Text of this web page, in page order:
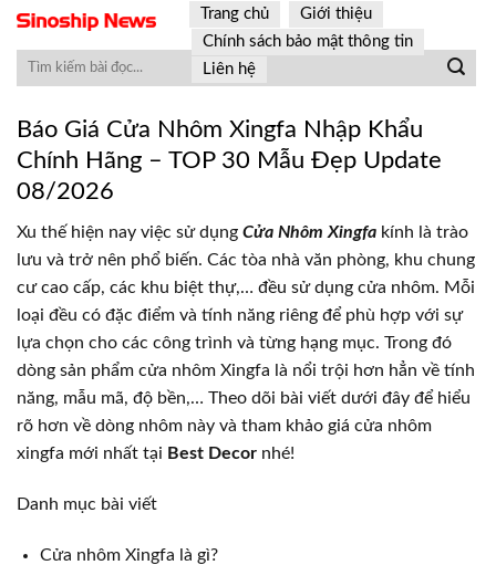
Skip
content
Trang chủ
Giới thiệu
Chính sách bảo mật thông tin
Liên hệ
Báo Giá Cửa Nhôm Xingfa Nhập Khẩu
Chính Hãng – TOP 30 Mẫu Đẹp Update
08/2026
Xu thế hiện nay việc sử dụng Cửa Nhôm Xingfa kính là trào
lưu và trở nên phổ biến. Các tòa nhà văn phòng, khu chung
cư cao cấp, các khu biệt thự,… đều sử dụng cửa nhôm. Mỗi
loại đều có đặc điểm và tính năng riêng để phù hợp với sự
lựa chọn cho các công trình và từng hạng mục. Trong đó
dòng sản phẩm cửa nhôm Xingfa là nổi trội hơn hẳn về tính
năng, mẫu mã, độ bền,… Theo dõi bài viết dưới đây để hiểu
rõ hơn về dòng nhôm này và tham khảo giá cửa nhôm
xingfa mới nhất tại Best Decor nhé!
Danh mục bài viết
Cửa nhôm Xingfa là gì?